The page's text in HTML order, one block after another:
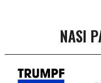
NASI